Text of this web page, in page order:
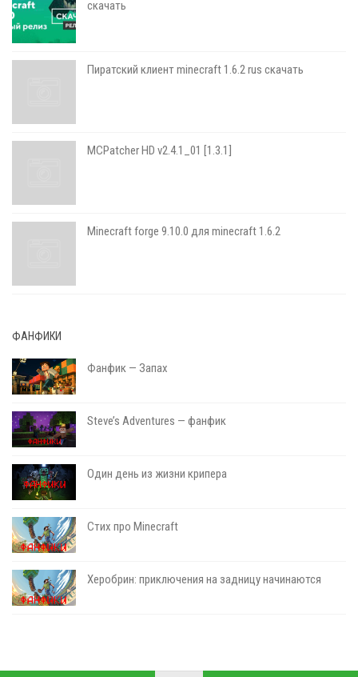
скачать
Пиратский клиент minecraft 1.6.2 rus скачать
MCPatcher HD v2.4.1_01 [1.3.1]
Minecraft forge 9.10.0 для minecraft 1.6.2
ФАНФИКИ
Фанфик — Запах
Steve’s Adventures — фанфик
Один день из жизни крипера
Стих про Minecraft
Херобрин: приключения на задницу начинаются